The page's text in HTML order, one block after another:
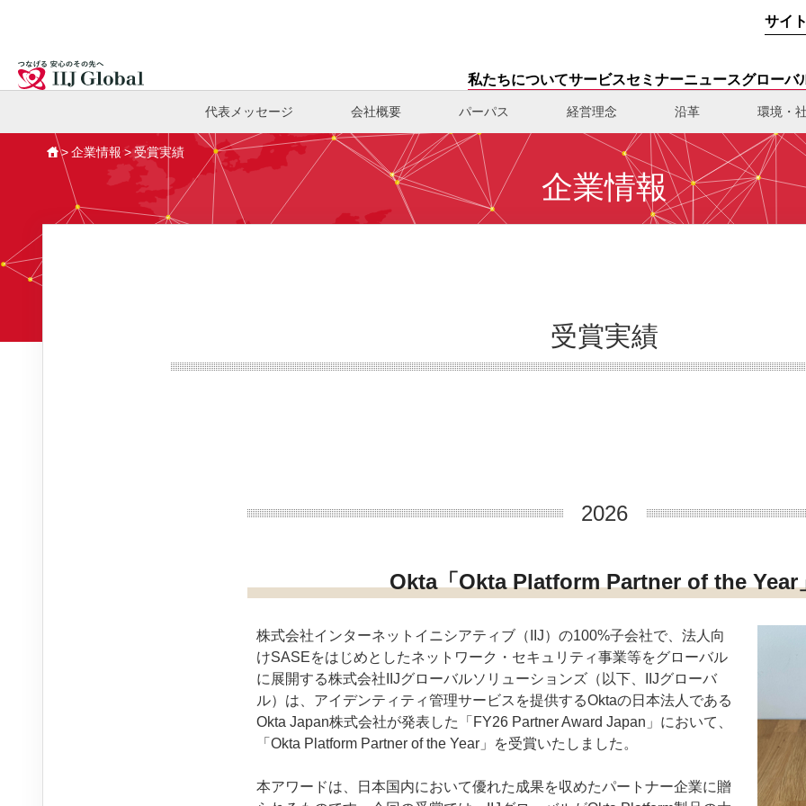
私たちについてサービスセミナーニュースグローバ
サイ
代表メッセージ 会社概要 パーパス 経営理念 沿革 環境・
HOME
企業情報 受賞実績
企業情報
受賞実績
2026
Okta「Okta Platform Partner of the Year
株式会社インターネットイニシアティブ（IIJ）の100%子会社で、法人向
けSASEをはじめとしたネットワーク・セキュリティ事業等をグローバル
に展開する株式会社IIJグローバルソリューションズ（以下、IIJグローバ
ル）は、アイデンティティ管理サービスを提供するOktaの日本法人である
Okta Japan株式会社が発表した「FY26 Partner Award Japan」において、
「Okta Platform Partner of the Year」を受賞いたしました。
本アワードは、日本国内において優れた成果を収めたパートナー企業に贈